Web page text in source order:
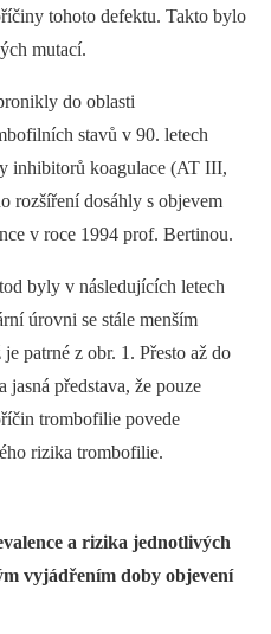
tohoto defektu. Takto bylo
mutací.
do oblasti
stavů v 90. letech
inhibitorů koagulace (AT III,
rozšíření dosáhly s objevem
v roce 1994 prof. Bertinou.
byly v následujících letech
úrovni se stále menším
patrné z obr. 1. Přesto až do
představa, že pouze
trombofilie povede
rizika trombofilie.
a rizika jednotlivých
vyjádřením doby objevení